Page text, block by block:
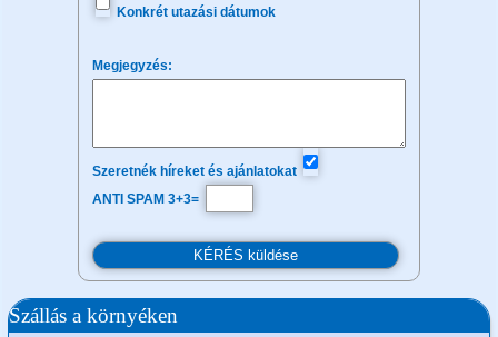
Konkrét utazási dátumok
Megjegyzés:
Szeretnék híreket és ajánlatokat
ANTI SPAM 3+3=
Szállás a környéken